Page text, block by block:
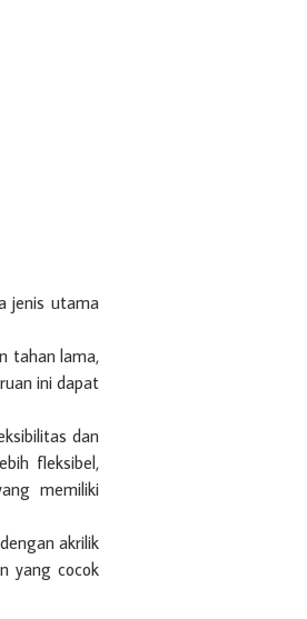
jenis utama
tahan lama,
ini dapat
dan
fleksibel,
memiliki
akrilik
yang cocok